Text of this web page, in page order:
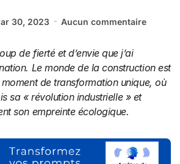
30, 2023 Aucun commentaire
de fierté et d’envie que j‘ai
Le monde de la construction est
de transformation unique, où
sa « révolution industrielle » et
son empreinte écologique.